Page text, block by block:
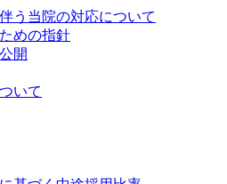
う当院の対応について
めの指針
開
いて